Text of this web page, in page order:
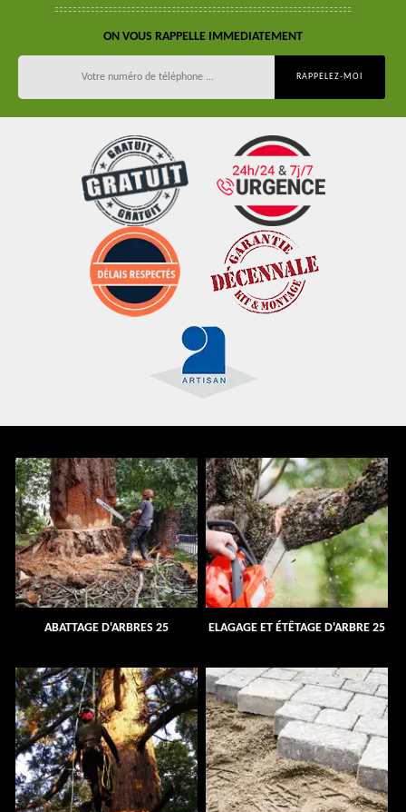
ON VOUS RAPPELLE IMMEDIATEMENT
ABATTAGE D'ARBRES 25 ELAGAGE ET ÉTÊTAGE D'ARBRE 25